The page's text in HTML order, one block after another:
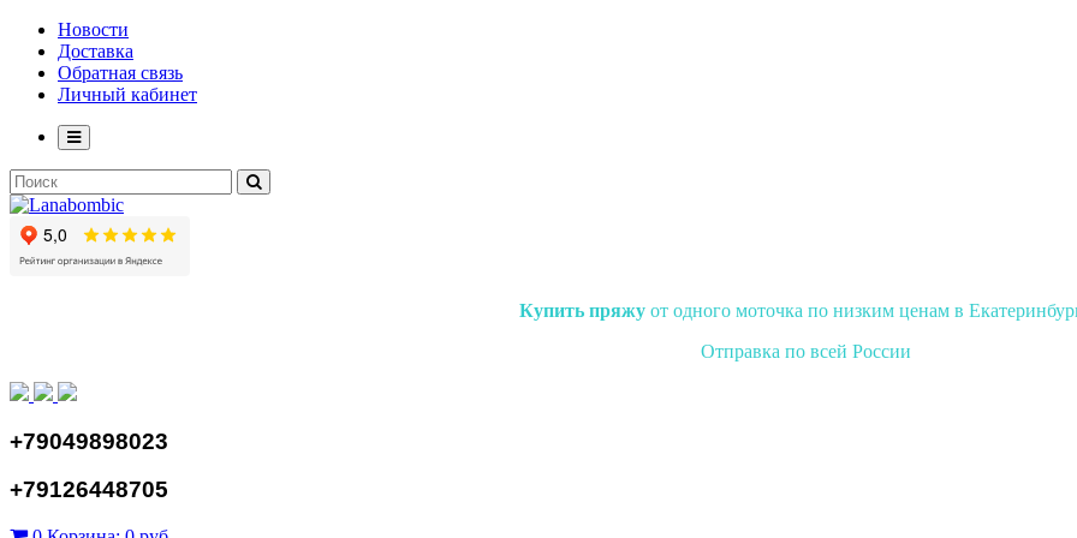
Новости
Доставка
Обратная связь
Личный кабинет
Купить пряжу от одного моточка по низким ценам в
Отправка по всей России
+79049898023
+79126448705